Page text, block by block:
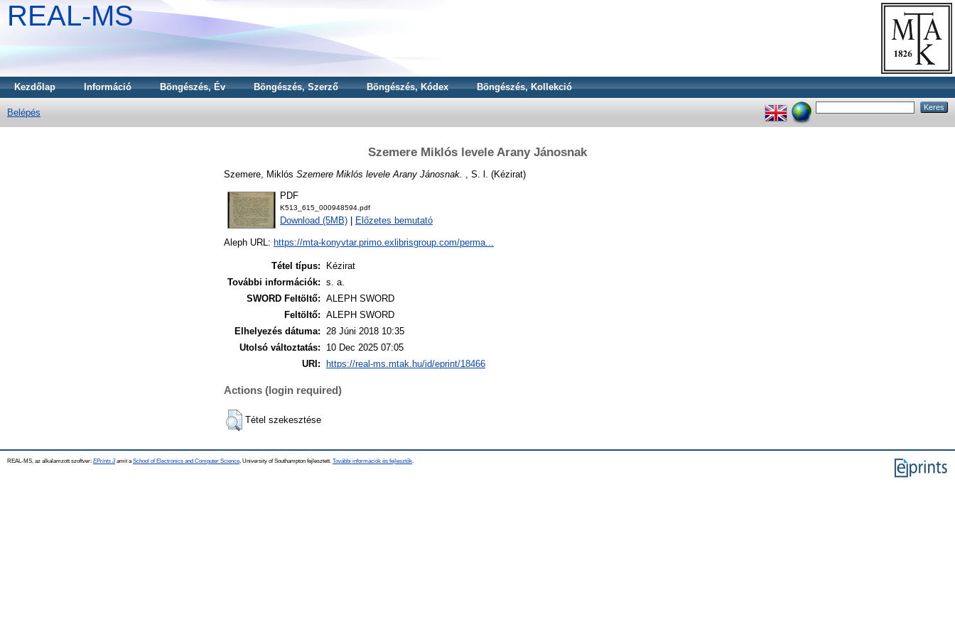
REAL-MS
Kezdőlap Információ Böngészés, Év Böngészés, Szerző Böngészés, Kódex Böngészés, Kollekció
Belépés
Szemere Miklós levele Arany Jánosnak
Szemere, Miklós Szemere Miklós levele Arany Jánosnak. , S. l. (Kézirat)
PDF
K513_615_000948594.pdf
Download (5MB) Előzetes bemutató
Aleph URL: https://mta-konyvtar.primo.exlibrisgroup.com/perma...
Tétel típus:
Kézirat
További információk: s. a.
SWORD Feltöltő: ALEPH SWORD
Feltöltő: ALEPH SWORD
Elhelyezés dátuma: 28 Júni 2018 10:35
Utolsó változtatás:
10 Dec 2025 07:05
URI:
https://real-ms.mtak.hu/id/eprint/18466
Actions (login required)
Tétel szekesztése
REAL-MS, az alkalamzott szoftver: EPrints 3amit a School of Electronics and Computer Science , University of Southampton fejlesztett. További információk és fejlesztők